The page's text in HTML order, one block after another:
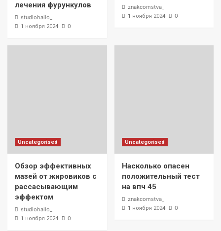
лечения фурункулов
studiohallo_
1 ноября 2024 0
znakcomstva_
1 ноября 2024 0
Uncategorised
Обзор эффективных
мазей от жировиков с
рассасывающим
эффектом
studiohallo_
1 ноября 2024 0
Uncategorised
Насколько опасен
положительный тест
на впч 45
znakcomstva_
1 ноября 2024 0